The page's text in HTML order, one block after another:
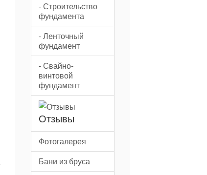
- Строительство
фундамента
- Ленточный
фундамент
- Свайно-
винтовой
фундамент
Отзывы
Фотогалерея
Бани из бруса